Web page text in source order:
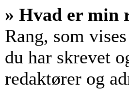
» Hvad er min
Rang, som
du har skrevet
redaktører og